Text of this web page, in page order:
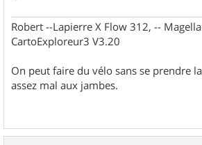
Robert --Lapierre X Flow 312, --
CartoExploreur3 V3.20
On peut faire du vélo sans se prendre
assez mal aux jambes.